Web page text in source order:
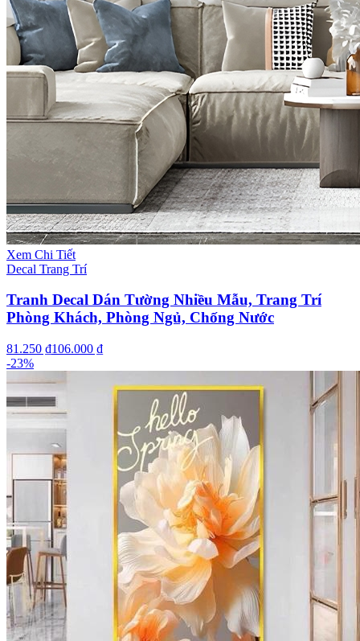
Xem Chi Tiết
Decal Trang Trí
Tranh Decal Dán Tường Nhiều Mẫu, Trang Trí
Phòng Khách, Phòng Ngủ, Chống Nước
81.250 ₫106.000 ₫
-23%